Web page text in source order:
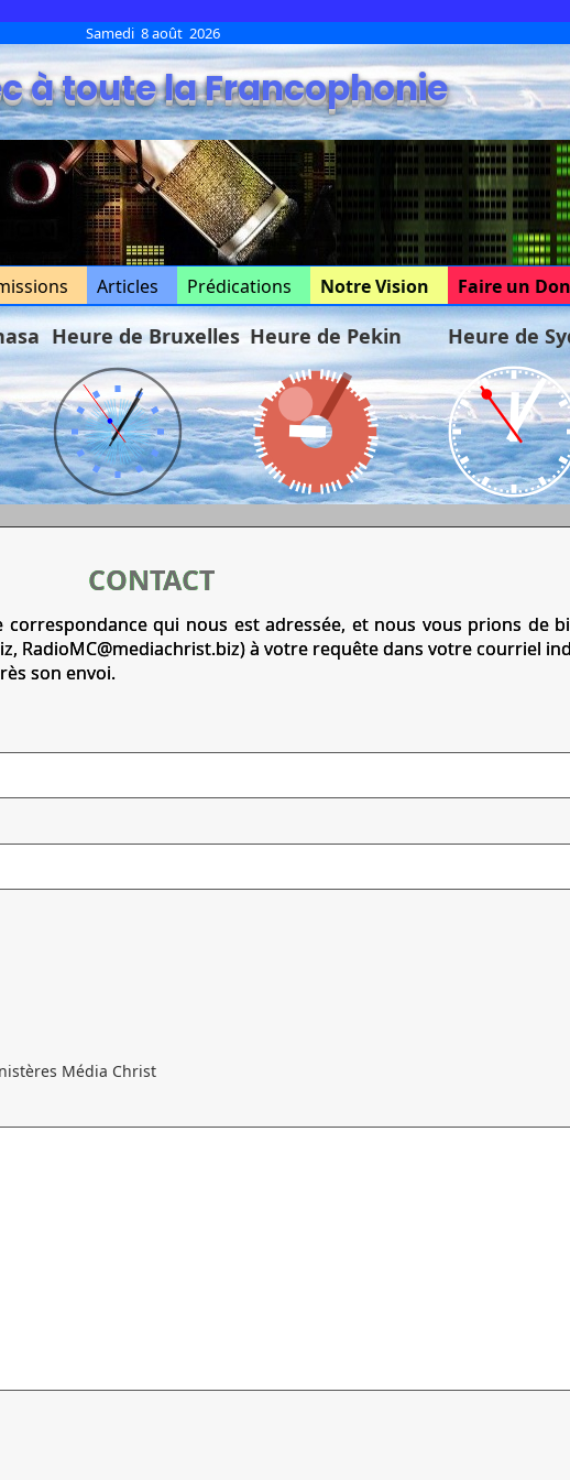
Samedi 8 août 2026
à toute la Francophonie
Articles Prédications Notre Vision Faire un Don
Heure de Bruxelles Heure de Pekin Heure de
CONTACT
qui nous est adressée, et nous vous prions de
, RadioMC@mediachrist.biz) à votre requête dans votre courriel
son envoi.
Média Christ